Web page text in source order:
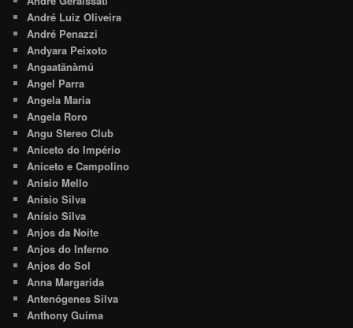
André Luiz Oliveira
André Penazzi
Andyara Peixoto
Angaatãnàmú
Angel Parra
Angela Maria
Angela Roro
Angu Stereo Club
Aniceto do Império
Aniceto e Campolino
Anisio Mello
Anisio Silva
Anísio Silva
Anjos da Noite
Anjos do Inferno
Anjos do Sol
Anna Margarida
Antenógenes Silva
Anthony Guima